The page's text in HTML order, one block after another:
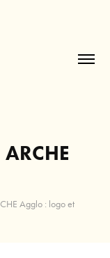
Agglo : logo et